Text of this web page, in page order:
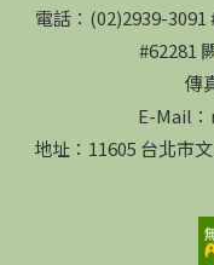
電話：(02)2939-
#62281
傳
E-Mail
地址：11605 台北市